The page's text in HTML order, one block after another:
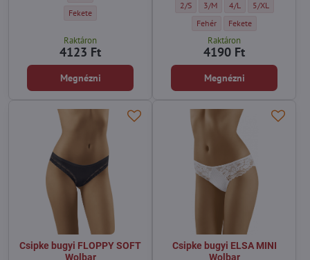
Csipkés bugyi KISS MILK Julimex - Szín:
Fekete
Raktáron
4123 Ft
Megnézni
Pamut csípőbugyi CUSHY Wolbar -
2/S Pamut csípőbugyi CUSHY
3/M Pamut csípőbugyi
4/L Pamut
5/XL
Pamut csípőbugyi CUSHY
Fehér Pamut csípőbugyi
Fekete
Raktáron
4190 Ft
Megnézni
Csipke bugyi FLOPPY SOFT
Wolbar
Csipke bugyi ELSA MINI
Wolbar